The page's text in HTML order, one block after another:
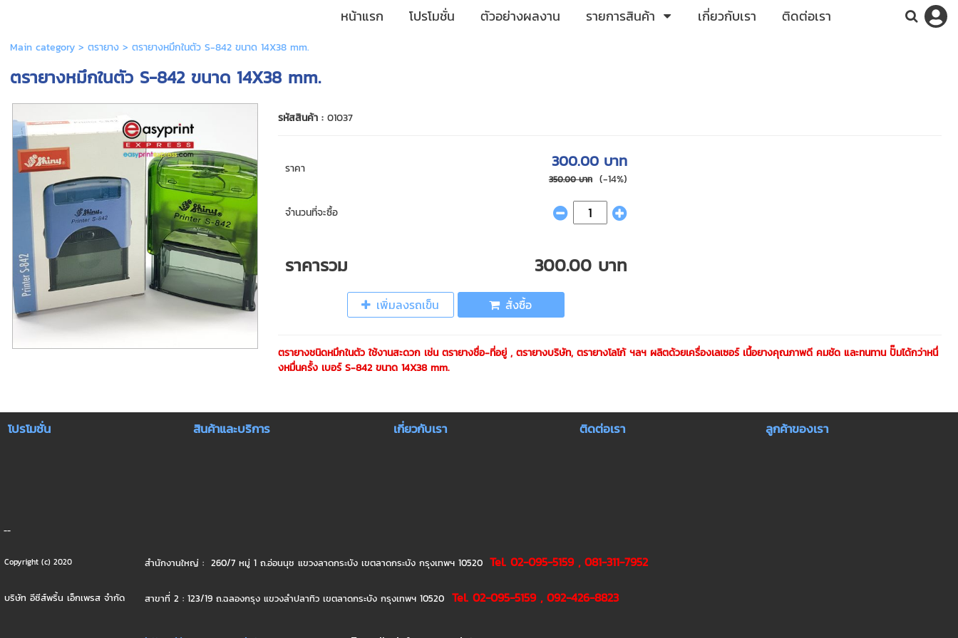
หน้าแรก โปรโมชั่น ตัวอย่างผลงาน รายการสินค้า เกี่ยวกับเรา ติดต่อเรา
Main category> ตรายาง> ตรายางหมึกในตัว S-842 ขนาด 14X38 mm.
ตรายางหมึกในตัว S-842 ขนาด 14X38 mm.
รหัสสินค้า : 01037
ราคา 300.00 บาท
350.00 บาท (-14%)
จำนวนที่จะซื้อ
ราคารวม 300.00 บาท
เพิ่มลงรถเข็น สั่งซื้อ
ตรายางชนิดหมึกในตัว ใช้งานสะดวก เช่น ตรายางชื่อ-ที่อยู่ , ตรายางบริษัท, ตรายางโลโก้ ฯลฯ ผลิตด้วยเครื่องเลเซอร์ เนื้อยางคุณภาพดี คมชัด และทนทาน ปั๊มได้กว่าหนึ่
งหมื่นครั้ง เบอร์ S-842 ขนาด 14X38 mm.
โปรโมชั่น สินค้าและบริการ เกี่ยวกับเรา ติดต่อเรา ลูกค้าของเรา
--
Copyright (c) 2020 สำนักงานใหญ่ : 260/7 หมู่ 1 ถ.อ่อนนุช แขวงลาดกระบัง เขตลาดกระบัง กรุงเทพฯ 10520 Tel. 02-095-5159 , 081-311-7952
บริษัท อีซีส์พริ้น เอ็กเพรส จำกัด สาขาที่ 2 : 123/19 ถ.ฉลองกรุง แขวงลำปลาทิว เขตลาดกระบัง กรุงเทพฯ 10520 Tel. 02-095-5159 , 092-426-8823